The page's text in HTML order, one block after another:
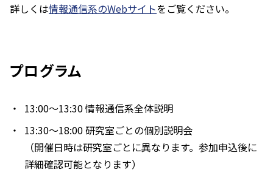
詳しくは情報通信系のWebサイトをご覧ください。
プログラム
13:00〜13:30 情報通信系全体説明
13:30〜18:00 研究室ごとの個別説明会
（開催日時は研究室ごとに異なります。参加申込後に
詳細確認可能となります）